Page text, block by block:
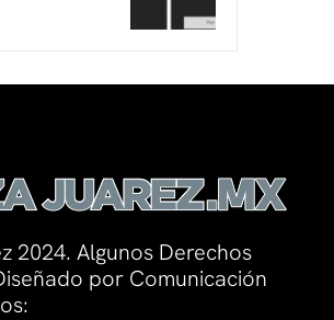
2024. Algunos Derechos
por Comunicación